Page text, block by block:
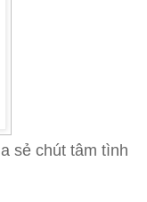
sẻ chút tâm tình